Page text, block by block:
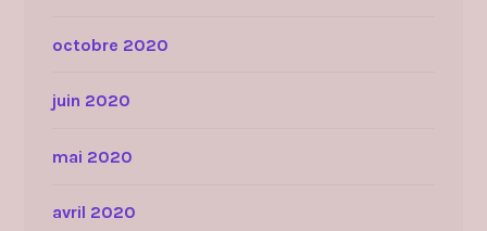
octobre 2020
juin 2020
mai 2020
avril 2020